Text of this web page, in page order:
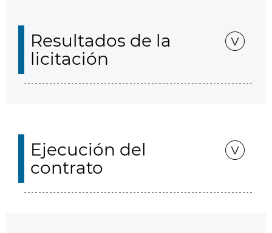
Resultados de la
licitación
Ejecución del
contrato